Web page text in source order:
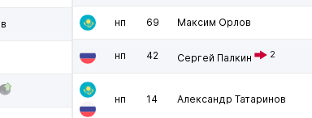
нп 69 Максим Орлов
нп 42 Сергей Палкин 2
нп 14 Александр Татаринов